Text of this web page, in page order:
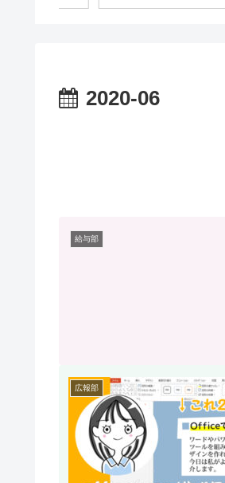
2020-06
給与部
広報部